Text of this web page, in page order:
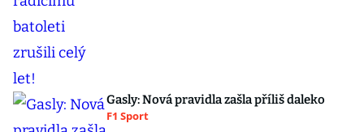
Gasly: Nová pravidla zašla příliš daleko
F1 Sport